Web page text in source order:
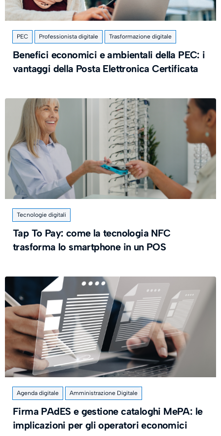
PEC Professionista digitale Trasformazione digitale
Benefici economici e ambientali della PEC: i
vantaggi della Posta Elettronica Certificata
Tecnologie digitali
Tap To Pay: come la tecnologia NFC
trasforma lo smartphone in un POS
Agenda digitale Amministrazione Digitale
Firma PAdES e gestione cataloghi MePA: le
implicazioni per gli operatori economici